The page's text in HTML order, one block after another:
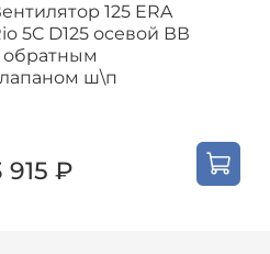
125 ERA
5C D125 осевой ВВ
обратным
ш\п
915 ₽